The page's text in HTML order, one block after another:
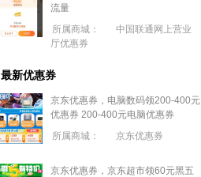
流量
所属商城：
中国联通网上营业
厅优惠券
最新优惠券
京东优惠券，电脑数码领200-400元
优惠券 200-400元电脑优惠券
所属商城：
京东优惠券
京东优惠券，京东超市领60元黑五